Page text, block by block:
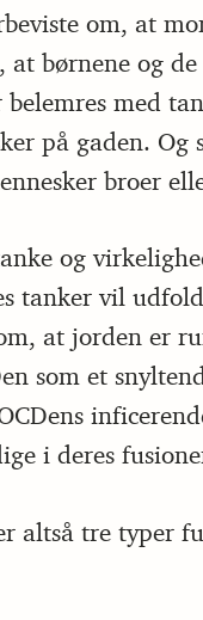
om, at
at børnene og
med
på gaden. Og
broer
og
tanker vil
at jorden er
som et
i deres
altså tre typer